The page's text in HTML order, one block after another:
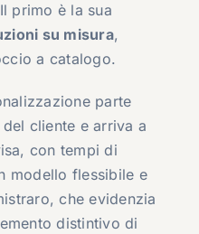
primo è la sua
su misura,
a catalogo.
parte
del cliente e arriva a
con tempi di
modello flessibile e
che evidenzia
distintivo di